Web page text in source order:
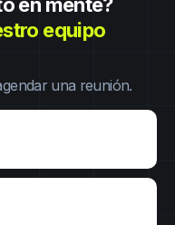
en mente?
equipo
una reunión.